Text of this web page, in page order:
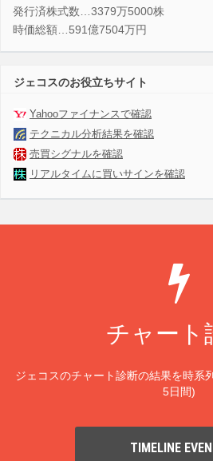
発行済株式数…3379万5000株
時価総額…591億7504万円
ジェコスのお役立ちサイト
Yahooファイナンスで確認
テクニカル分析結果を確認
売買シグナルを確認
リアルタイムに買いサインを確認
チャート
ジェコスのチャート診断の結果を時系
5日間)
TIMELINE